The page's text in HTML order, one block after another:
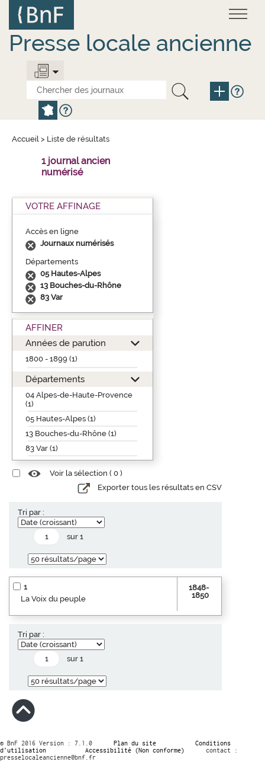
contenu
principal
Presse locale ancienne
Accueil > Liste de résultats
1 journal ancien
numérisé
VOTRE AFFINAGE
Accès en ligne
Journaux numérisés
Départements
05 Hautes-Alpes
13 Bouches-du-Rhône
83 Var
AFFINER
Années de parution
1800 - 1899 (1)
Départements
04 Alpes-de-Haute-Provence
(1)
05 Hautes-Alpes (1)
13 Bouches-du-Rhône (1)
83 Var (1)
Voir la sélection ( 0 )
Exporter tous les résultats en CSV
Tri par :
sur 1
1
La Voix du peuple
1848-
1850
Tri par :
sur 1
© BnF 2016 Version : 7.1.0 Plan du site
Conditions
d’utilisation
Accessibilité (Non conforme)
contact :
presselocaleancienne@bnf.fr
Panneau de gestion des cookies